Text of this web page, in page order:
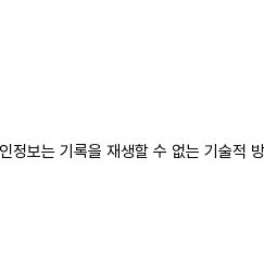
정보는 기록을 재생할 수 없는 기술적